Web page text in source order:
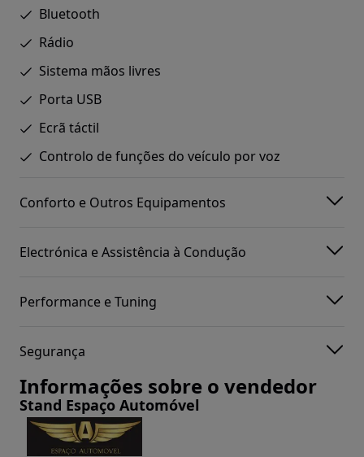
Bluetooth
Rádio
Sistema mãos livres
Porta USB
Ecrã táctil
Controlo de funções do veículo por voz
Conforto e Outros Equipamentos
Electrónica e Assistência à Condução
Performance e Tuning
Segurança
Informações sobre o vendedor
Stand Espaço Automóvel